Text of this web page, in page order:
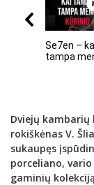
Se7en –
tampa
Dviejų kambarių
rokiškėnas V.
sukaupęs
porceliano,
gaminių kolekciją